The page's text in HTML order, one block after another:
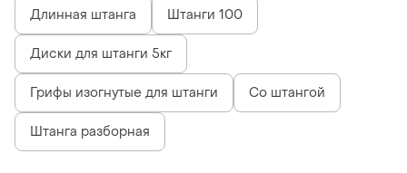
Длинная штанга Штанги 100
Диски для штанги 5кг
Грифы изогнутые для штанги Со штангой
Штанга разборная